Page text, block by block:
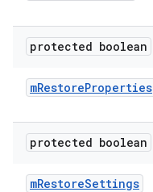
protected boolean
mRestoreProperties
protected boolean
mRestoreSettings